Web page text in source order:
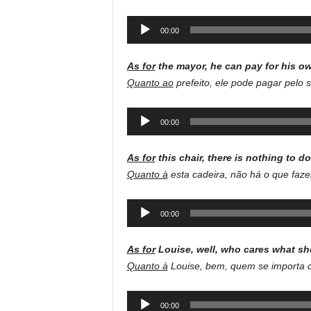
Audio
00:00
As forthe mayor, he can pay for his
Quanto aoprefeito, ele pode pagar pelo
Audio
00:00
As forthis chair, there is nothing to
Quanto à esta cadeira, não há o que
Audio
00:00
As forLouise, well, who cares what
Quanto à Louise, bem, quem se importa
Audio
00:00